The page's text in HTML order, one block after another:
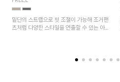
밑단의 스트랩으로 핏 조절이 가능해 조거팬
츠처럼 다양한 스타일을 연출할 수 있는 아